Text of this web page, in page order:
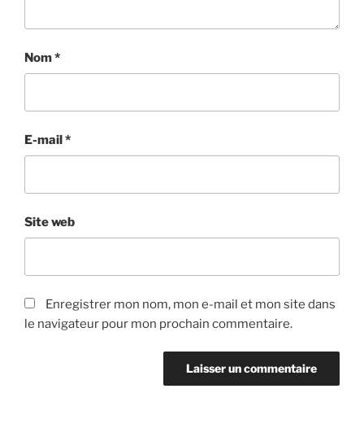
Nom*
E-mail*
Site web
Enregistrer mon nom, mon e-mail et mon site dans
le navigateur pour mon prochain commentaire.